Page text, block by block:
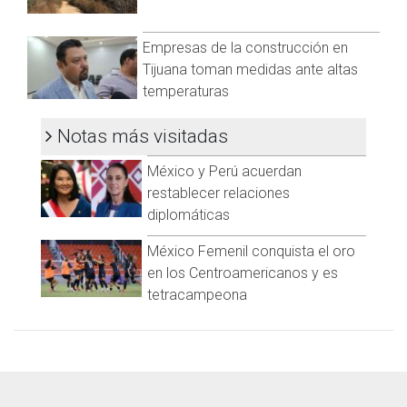
Empresas de la construcción en
Tijuana toman medidas ante altas
temperaturas
Notas más visitadas
México y Perú acuerdan
restablecer relaciones
diplomáticas
México Femenil conquista el oro
en los Centroamericanos y es
tetracampeona